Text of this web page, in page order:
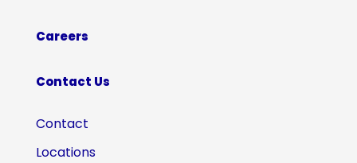
Careers
Contact Us
Contact
Locations